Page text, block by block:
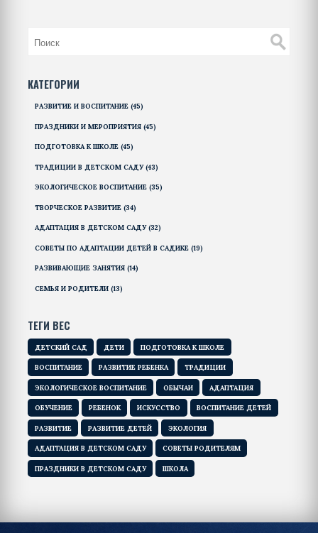
примерами и лайфхаками, которые работают.
КАТЕГОРИИ
РАЗВИТИЕ И ВОСПИТАНИЕ (45)
ПРАЗДНИКИ И МЕРОПРИЯТИЯ (45)
ПОДГОТОВКА К ШКОЛЕ (45)
ТРАДИЦИИ В ДЕТСКОМ САДУ(43)
ЭКОЛОГИЧЕСКОЕ ВОСПИТАНИЕ (35)
ТВОРЧЕСКОЕ РАЗВИТИЕ (34)
АДАПТАЦИЯ В ДЕТСКОМ САДУ(32)
СОВЕТЫ ПО АДАПТАЦИИ ДЕТЕЙ В САДИКЕ (19)
РАЗВИВАЮЩИЕ ЗАНЯТИЯ (14)
СЕМЬЯ И РОДИТЕЛИ (13)
ТЕГИ ВЕС
ДЕТСКИЙ САД ДЕТИ ПОДГОТОВКА К ШКОЛЕ
ВОСПИТАНИЕ РАЗВИТИЕ РЕБЕНКА ТРАДИЦИИ
ЭКОЛОГИЧЕСКОЕ ВОСПИТАНИЕ ОБЫЧАИ АДАПТАЦИЯ
ОБУЧЕНИЕ РЕБЕНОК ИСКУССТВО ВОСПИТАНИЕ ДЕТЕЙ
РАЗВИТИЕ РАЗВИТИЕ ДЕТЕЙ ЭКОЛОГИЯ
АДАПТАЦИЯ В ДЕТСКОМ САДУ СОВЕТЫ РОДИТЕЛЯМ
ПРАЗДНИКИ В ДЕТСКОМ САДУ ШКОЛА